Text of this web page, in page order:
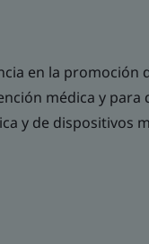
en la promoción
médica y
y de dispositivos